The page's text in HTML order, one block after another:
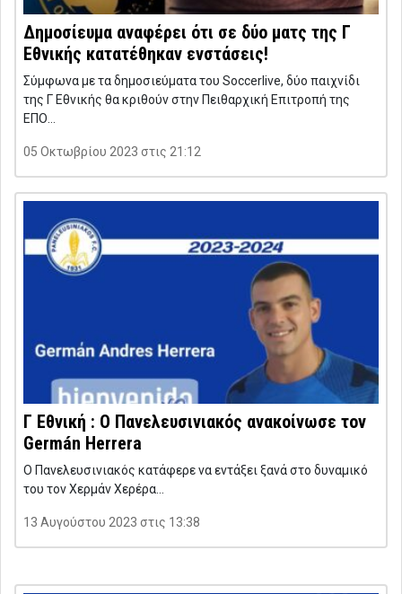
Δημοσίευμα αναφέρει ότι σε δύο ματς της Γ
Εθνικής κατατέθηκαν ενστάσεις!
Σύμφωνα με τα δημοσιεύματα του Soccerlive, δύο παιχνίδι
της Γ Εθνικής θα κριθούν στην Πειθαρχική Επιτροπή της
ΕΠΟ…
05 Οκτωβρίου 2023 στις 21:12
Γ Εθνική : Ο Πανελευσινιακός ανακοίνωσε τον
Germán Herrera
Ο Πανελευσινιακός κατάφερε να εντάξει ξανά στο δυναμικό
του τον Χερμάν Χερέρα…
13 Αυγούστου 2023 στις 13:38